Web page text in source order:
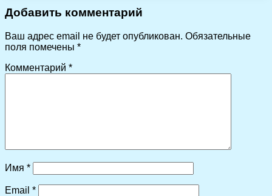
Добавить комментарий
Ваш адрес email не будет опубликован. Обязательные
поля помечены *
Комментарий *
Имя *
Email *